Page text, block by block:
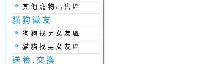
其他寵物出售區
貓狗徵友
狗狗找男女友區
貓貓找男女友區
送養.交換